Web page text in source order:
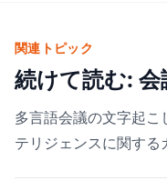
関連トピック
続けて読む:
多言語会議の文字起
テリジェンスに関する